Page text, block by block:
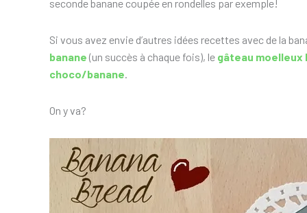
seconde banane coupée en rondelles par exemple!
Si vous avez envie d’autres idées recettes avec de la
banane (un succès à chaque fois), le gâteau moelleux
choco/banane.
On y va?